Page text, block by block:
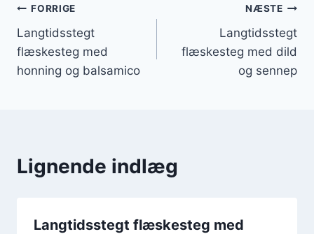
Indlægsnavigation
FORRIGE
Langtidsstegt
flæskesteg med
honning og balsamico
NÆSTE
Langtidsstegt
flæskesteg med dild
og sennep
Lignende indlæg
Langtidsstegt flæskesteg med